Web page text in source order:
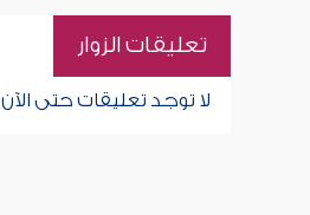
تعليقات الزوار
لا توجد تعليقات حتى الآن